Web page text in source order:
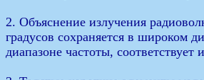
2. Объяснение излучения
градусов сохраняется в широком
диапазоне частоты,